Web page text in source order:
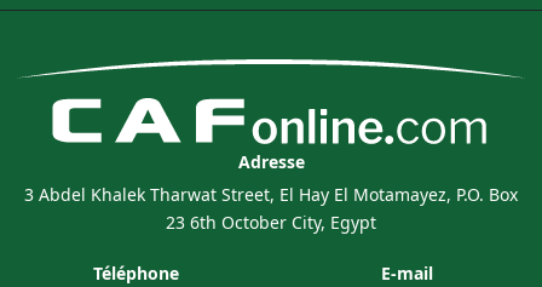
Adresse
3 Abdel Khalek Tharwat Street, El Hay El Motamayez, P.O. Box
23 6th October City, Egypt
Téléphone
E-mail